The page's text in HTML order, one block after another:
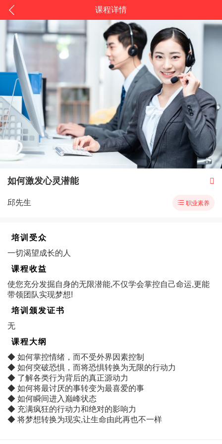
课程详情
如何激发心灵潜能 
邱先生  职业素养
培训受众
一切渴望成长的人
课程收益
使您充分发掘自身的无限潜能,不仅学会掌控自己命运,更能
带领团队实现梦想!
培训颁发证书
无
课程大纲
◆ 如何掌控情绪，而不受外界因素控制
◆ 如何突破恐惧，而将恐惧转换为无限的行动力
◆ 了解各类行为背后的真正源动力
◆ 如何将最讨厌的事转变为最喜爱的事
◆ 如何瞬间进入巅峰状态
◆ 充满疯狂的行动力和绝对的影响力
◆ 将梦想转换为现实,让生命由此再也不一样